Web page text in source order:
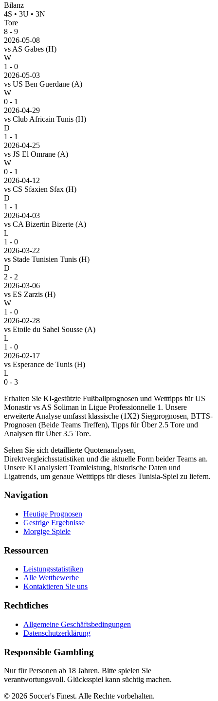
Bilanz
4S • 3U • 3N
Tore
8 - 9
2026-05-08
vs AS Gabes (H)
W
1 - 0
2026-05-03
vs US Ben Guerdane (A)
W
0 - 1
2026-04-29
vs Club Africain Tunis (H)
D
1 - 1
2026-04-25
vs JS El Omrane (A)
W
0 - 1
2026-04-12
vs CS Sfaxien Sfax (H)
D
1 - 1
2026-04-03
vs CA Bizertin Bizerte (A)
L
1 - 0
2026-03-22
vs Stade Tunisien Tunis (H)
D
2 - 2
2026-03-06
vs ES Zarzis (H)
W
1 - 0
2026-02-28
vs Etoile du Sahel Sousse (A)
L
1 - 0
2026-02-17
vs Esperance de Tunis (H)
L
0 - 3
Erhalten Sie KI-gestützte Fußballprognosen und Wetttipps für US
Monastir vs AS Soliman in Ligue Professionnelle 1. Unsere
erweiterte Analyse umfasst klassische (1X2) Siegprognosen, BTTS-
Prognosen (Beide Teams Treffen), Tipps für Über 2.5 Tore und
Analysen für Über 3.5 Tore.
Sehen Sie sich detaillierte Quotenanalysen,
Direktvergleichsstatistiken und die aktuelle Form beider Teams an.
Unsere KI analysiert Teamleistung, historische Daten und
Ligatrends, um genaue Wetttipps für dieses Tunisia-Spiel zu liefern.
Navigation
Heutige Prognosen
Gestrige Ergebnisse
Morgige Spiele
Ressourcen
Leistungsstatistiken
Alle Wettbewerbe
Kontaktieren Sie uns
Rechtliches
Allgemeine Geschäftsbedingungen
Datenschutzerklärung
Responsible Gambling
Nur für Personen ab 18 Jahren. Bitte spielen Sie
verantwortungsvoll. Glücksspiel kann süchtig machen.
© 2026 Soccer's Finest. Alle Rechte vorbehalten.